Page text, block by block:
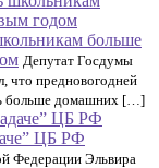
больше
Депутат Госдумы
что предновогодней
больше домашних […]
ЦБ РФ
Федерации Эльвира